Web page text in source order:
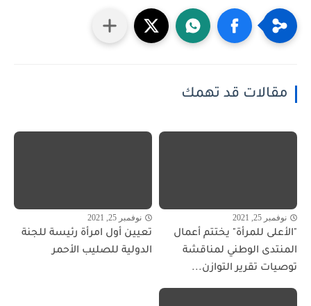
مقالات قد تهمك
نوفمبر 25, 2021
"الأعلى للمرأة" يختتم أعمال
المنتدى الوطني لمناقشة
توصيات تقرير التوازن...
نوفمبر 25, 2021
تعيين أول امرأة رئيسة للجنة
الدولية للصليب الأحمر